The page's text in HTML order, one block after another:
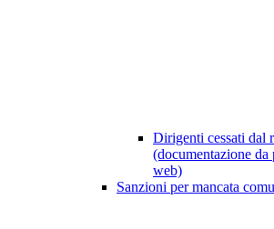
Dirigenti cessati dal
(documentazione
web)
Sanzioni per mancata